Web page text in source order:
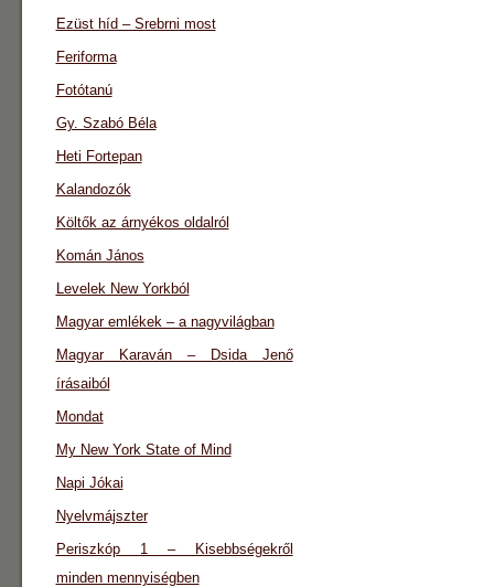
Ezüst híd – Srebrni most
Feriforma
Fotótanú
Gy. Szabó Béla
Heti Fortepan
Kalandozók
Költők az árnyékos oldalról
Komán János
Levelek New Yorkból
Magyar emlékek – a nagyvilágban
Magyar Karaván – Dsida Jenő
írásaiból
Mondat
My New York State of Mind
Napi Jókai
Nyelvmájszter
Periszkóp 1 – Kisebbségekről
minden mennyiségben